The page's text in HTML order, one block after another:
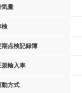
気量
検
期点検記録簿
規輸入車
動方式